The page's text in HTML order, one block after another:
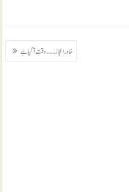
خاور اعجاز ۔۔۔ وقت آگیا ہے